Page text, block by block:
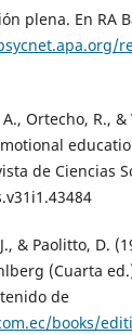
plena. En RA
Ortecho, R., &
de Ciencias
& Paolitto, D.
(Cuarta
de
books/